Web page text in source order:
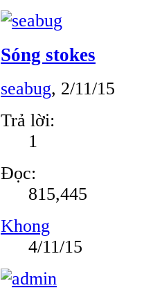
Sóng stokes
seabug, 2/11/15
Trả lời:
1
Đọc:
815,445
Khong
4/11/15